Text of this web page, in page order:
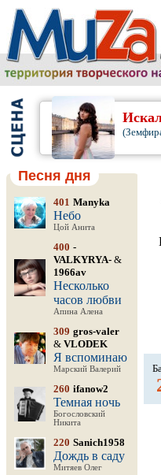
Песня дня
401 Manyka
Небо
Цой Анита
400 -
VALKYRYA- &
1966av
Несколько
часов любви
Апина Алена
309 gros-valer
& VLODEK
Я вспоминаю
Марский Валерий
260 ifanow2
Темная ночь
Богословский
Никита
220 Sanich1958
Дождь в саду
Митяев Олег